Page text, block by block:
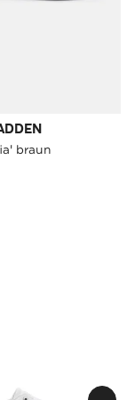
braun